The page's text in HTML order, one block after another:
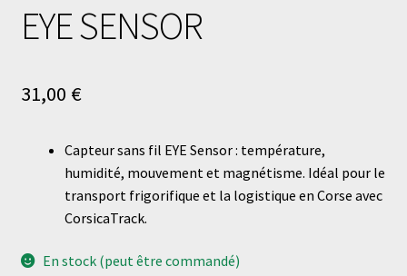
EYE SENSOR
31,00 €
Capteur sans fil EYE Sensor : température,
humidité, mouvement et magnétisme. Idéal pour le
transport frigorifique et la logistique en Corse avec
CorsicaTrack.
En stock (peut être commandé)